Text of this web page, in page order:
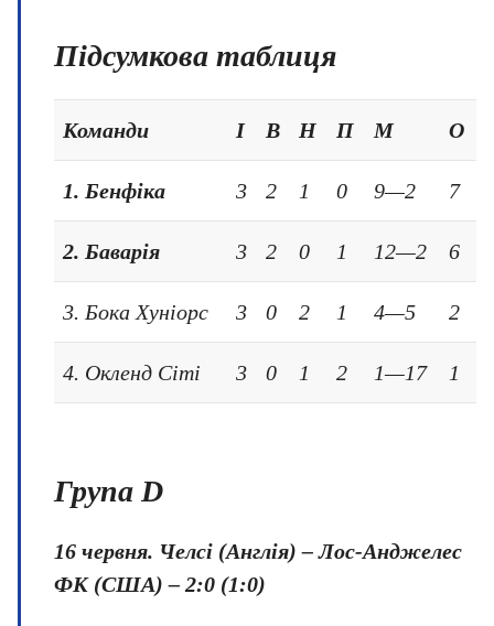
Підсумкова таблиця
Команди І В Н П М О
1. Бенфіка 3 2 1 0 9—2 7
2. Баварія 3 2 0 1 12—2 6
3. Бока Хуніорс 3 0 2 1 4—5 2
4. Окленд Сіті 3 0 1 2 1—17 1
Група D
16 червня. Челсі (Англія) – Лос-Анджелес
ФК (США) – 2:0 (1:0)